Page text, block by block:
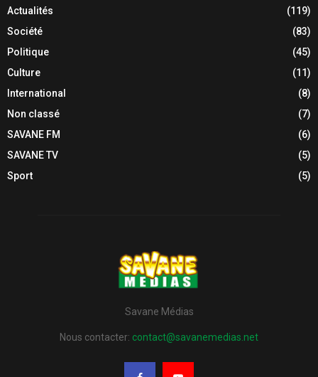
Actualités
(119)
Société
(83)
Politique
(45)
Culture
(11)
International
(8)
Non classé
(7)
SAVANE FM
(6)
SAVANE TV
(5)
Sport
(5)
Savane Médias
Nous contacter: contact@savanemedias.net